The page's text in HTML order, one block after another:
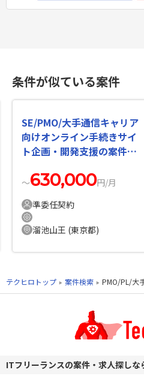
条件が似ている案件
SE/PMO/大手通信キャリア
向けオンライン手続きサイ
ト企画・開発支援の案件・
〜630,000円/月
準委任契約
溜池山王 (東京都)
テクヒロトップ 案件検索 PMO/PL/大
ITフリーランスの案件・求人探し